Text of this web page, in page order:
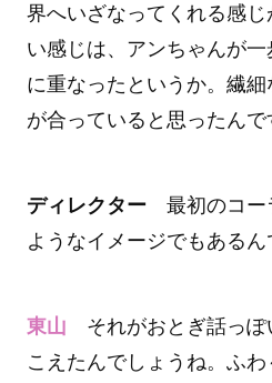
界へいざなってくれる感
い感じは、アンちゃんが
に重なったというか。繊
が合っていると思ったんで
ディレクター最初のコー
ようなイメージでもあるん
東山 それがおとぎ話っぽ
こえたんでしょうね。ふ